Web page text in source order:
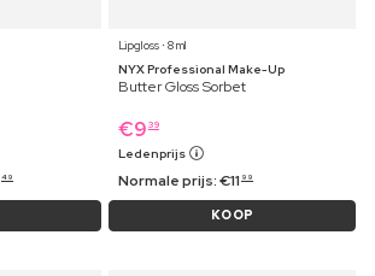
49
Lipgloss ⋅ 8 ml
NYX Professional Make-Up
Butter Gloss Sorbet
€9 39
Ledenprijs
Normale prijs:€11 99
KOOP